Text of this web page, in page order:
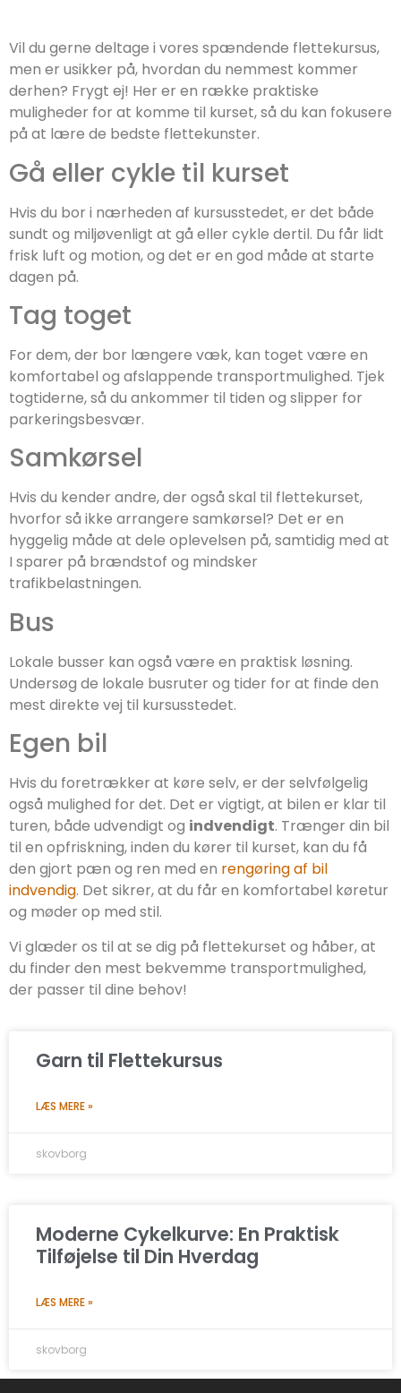
Vil du gerne deltage i vores spændende flettekursus,
men er usikker på, hvordan du nemmest kommer
derhen? Frygt ej! Her er en række praktiske
muligheder for at komme til kurset, så du kan fokusere
på at lære de bedste flettekunster.
Gå eller cykle til kurset
Hvis du bor i nærheden af kursusstedet, er det både
sundt og miljøvenligt at gå eller cykle dertil. Du får lidt
frisk luft og motion, og det er en god måde at starte
dagen på.
Tag toget
For dem, der bor længere væk, kan toget være en
komfortabel og afslappende transportmulighed. Tjek
togtiderne, så du ankommer til tiden og slipper for
parkeringsbesvær.
Samkørsel
Hvis du kender andre, der også skal til flettekurset,
hvorfor så ikke arrangere samkørsel? Det er en
hyggelig måde at dele oplevelsen på, samtidig med at
I sparer på brændstof og mindsker
trafikbelastningen.
Bus
Lokale busser kan også være en praktisk løsning.
Undersøg de lokale busruter og tider for at finde den
mest direkte vej til kursusstedet.
Egen bil
Hvis du foretrækker at køre selv, er der selvfølgelig
også mulighed for det. Det er vigtigt, at bilen er klar til
turen, både udvendigt og indvendigt. Trænger din bil
til en opfriskning, inden du kører til kurset, kan du få
den gjort pæn og ren med en rengøring af bil
indvendig. Det sikrer, at du får en komfortabel køretur
og møder op med stil.
Vi glæder os til at se dig på flettekurset og håber, at
du finder den mest bekvemme transportmulighed,
der passer til dine behov!
Garn til Flettekursus
LÆS MERE »
skovborg
Moderne Cykelkurve: En Praktisk
Tilføjelse til Din Hverdag
LÆS MERE »
skovborg